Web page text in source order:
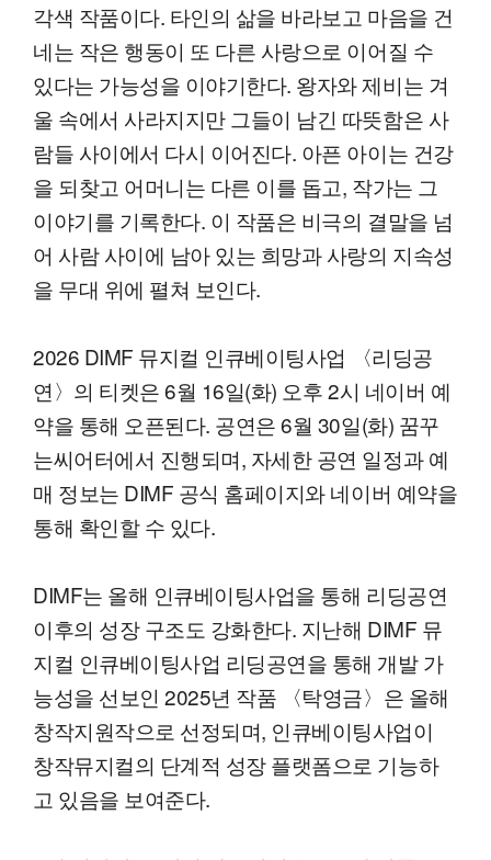
각색 작품이다. 타인의 삶을 바라보고 마음을 건
네는 작은 행동이 또 다른 사랑으로 이어질 수
있다는 가능성을 이야기한다. 왕자와 제비는 겨
울 속에서 사라지지만 그들이 남긴 따뜻함은 사
람들 사이에서 다시 이어진다. 아픈 아이는 건강
을 되찾고 어머니는 다른 이를 돕고, 작가는 그
이야기를 기록한다. 이 작품은 비극의 결말을 넘
어 사람 사이에 남아 있는 희망과 사랑의 지속성
을 무대 위에 펼쳐 보인다.
2026 DIMF 뮤지컬 인큐베이팅사업 〈리딩공
연〉의 티켓은 6월 16일(화) 오후 2시 네이버 예
약을 통해 오픈된다. 공연은 6월 30일(화) 꿈꾸
는씨어터에서 진행되며, 자세한 공연 일정과 예
매 정보는 DIMF 공식 홈페이지와 네이버 예약을
통해 확인할 수 있다.
DIMF는 올해 인큐베이팅사업을 통해 리딩공연
이후의 성장 구조도 강화한다. 지난해 DIMF 뮤
지컬 인큐베이팅사업 리딩공연을 통해 개발 가
능성을 선보인 2025년 작품 〈탁영금〉은 올해
창작지원작으로 선정되며, 인큐베이팅사업이
창작뮤지컬의 단계적 성장 플랫폼으로 기능하
고 있음을 보여준다.